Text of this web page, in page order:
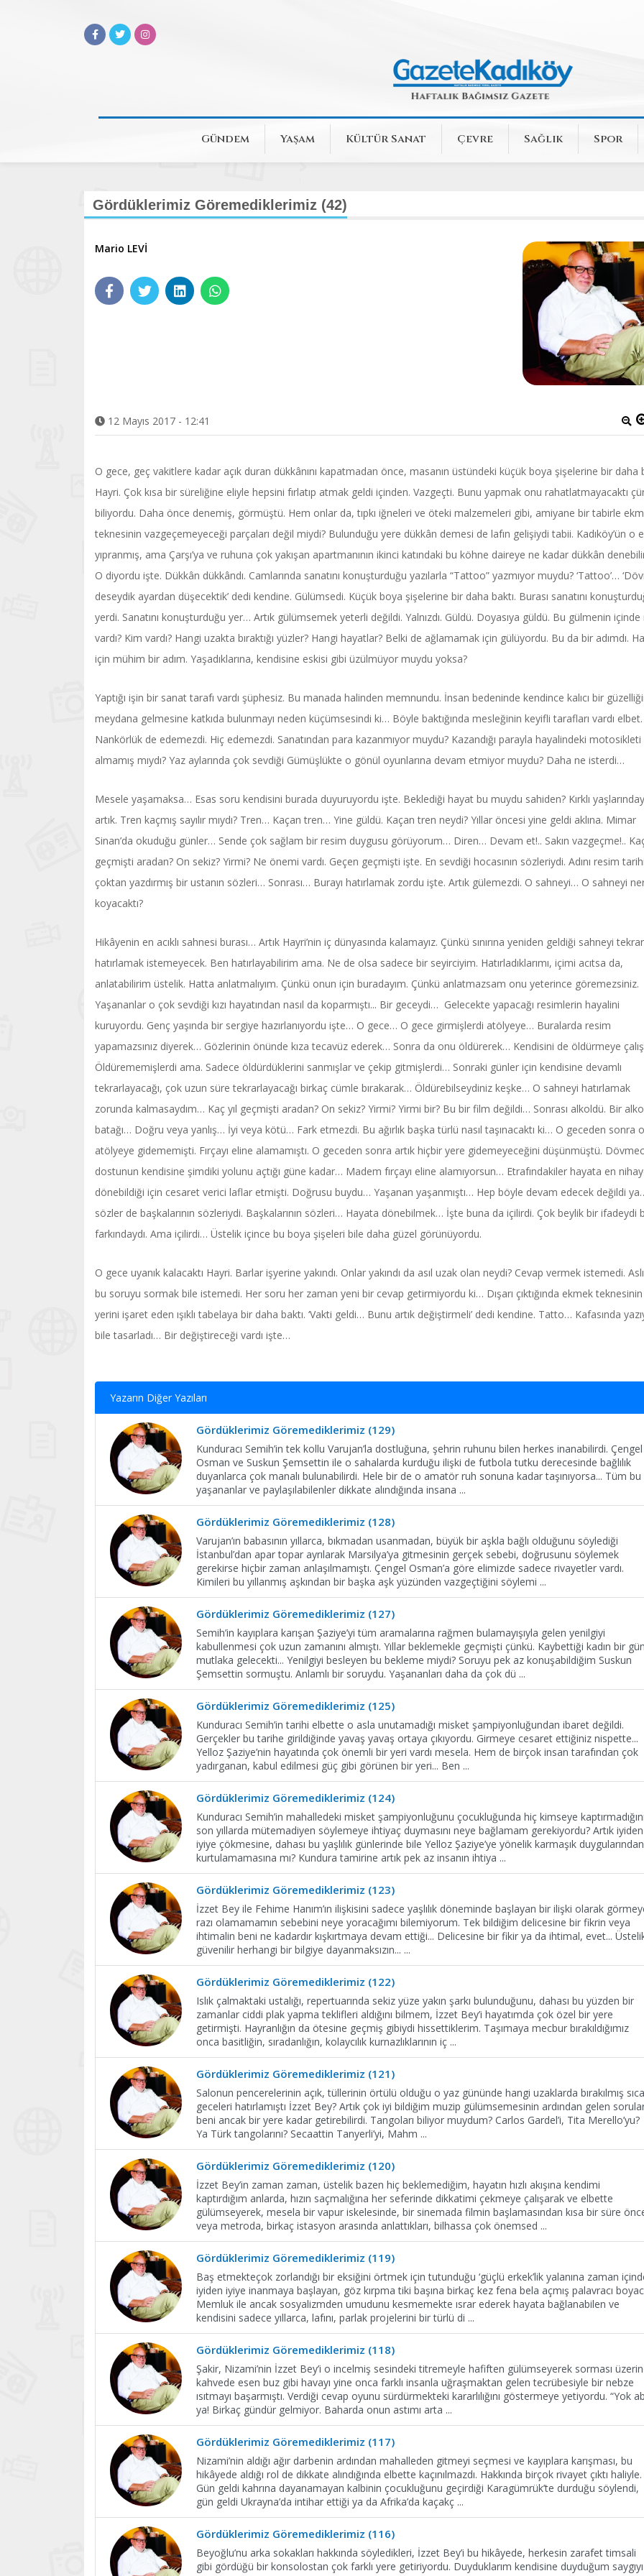
Gündem Yaşam Kültür Sanat Çevre Sağlık Spor
Gördüklerimiz Göremediklerimiz (42)
Mario LEVİ
12 Mayıs 2017 - 12:41
O gece, geç vakitlere kadar açık duran dükkânını kapatmadan önce, masanın üstündeki küçük boya şişelerine bir daha
Hayri. Çok kısa bir süreliğine eliyle hepsini fırlatıp atmak geldi içinden. Vazgeçti. Bunu yapmak onu rahatlatmayacaktı
biliyordu. Daha önce denemiş, görmüştü. Hem onlar da, tıpkı iğneleri ve öteki malzemeleri gibi, amiyane bir tabirle
teknesinin vazgeçemeyeceği parçaları değil miydi? Bulunduğu yere dükkân demesi de lafın gelişiydi tabii. Kadıköy’ün o
yıpranmış, ama Çarşı’ya ve ruhuna çok yakışan apartmanının ikinci katındaki bu köhne daireye ne kadar dükkân
O diyordu işte. Dükkân dükkândı. Camlarında sanatını konuşturduğu yazılarla “Tattoo” yazmıyor muydu? ‘Tattoo’…
deseydik ayardan düşecektik’ dedi kendine. Gülümsedi. Küçük boya şişelerine bir daha baktı. Burası sanatını
yerdi. Sanatını konuşturduğu yer… Artık gülümsemek yeterli değildi. Yalnızdı. Güldü. Doyasıya güldü. Bu gülmenin içinde
vardı? Kim vardı? Hangi uzakta bıraktığı yüzler? Hangi hayatlar? Belki de ağlamamak için gülüyordu. Bu da bir adımdı.
için mühim bir adım. Yaşadıklarına, kendisine eskisi gibi üzülmüyor muydu yoksa?
Yaptığı işin bir sanat tarafı vardı şüphesiz. Bu manada halinden memnundu. İnsan bedeninde kendince kalıcı bir
meydana gelmesine katkıda bulunmayı neden küçümsesindi ki… Böyle baktığında mesleğinin keyifli tarafları vardı elbet.
Nankörlük de edemezdi. Hiç edemezdi. Sanatından para kazanmıyor muydu? Kazandığı parayla hayalindeki motosikleti
almamış mıydı? Yaz aylarında çok sevdiği Gümüşlükte o gönül oyunlarına devam etmiyor muydu? Daha ne isterdi…
Mesele yaşamaksa… Esas soru kendisini burada duyuruyordu işte. Beklediği hayat bu muydu sahiden? Kırklı
artık. Tren kaçmış sayılır mıydı? Tren… Kaçan tren… Yine güldü. Kaçan tren neydi? Yıllar öncesi yine geldi aklına. Mimar
Sinan’da okuduğu günler… Sende çok sağlam bir resim duygusu görüyorum… Diren… Devam et!.. Sakın vazgeçme!..
geçmişti aradan? On sekiz? Yirmi? Ne önemi vardı. Geçen geçmişti işte. En sevdiği hocasının sözleriydi. Adını resim
çoktan yazdırmış bir ustanın sözleri… Sonrası… Burayı hatırlamak zordu işte. Artık gülemezdi. O sahneyi… O sahneyi
koyacaktı?
Hikâyenin en acıklı sahnesi burası… Artık Hayri’nin iç dünyasında kalamayız. Çünkü sınırına yeniden geldiği sahneyi tekrar
hatırlamak istemeyecek. Ben hatırlayabilirim ama. Ne de olsa sadece bir seyirciyim. Hatırladıklarımı, içimi acıtsa da,
anlatabilirim üstelik. Hatta anlatmalıyım. Çünkü onun için buradayım. Çünkü anlatmazsam onu yeterince göremezsiniz.
Yaşananlar o çok sevdiği kızı hayatından nasıl da koparmıştı... Bir geceydi… Gelecekte yapacağı resimlerin hayalini
kuruyordu. Genç yaşında bir sergiye hazırlanıyordu işte… O gece… O gece girmişlerdi atölyeye… Buralarda resim
yapamazsınız diyerek… Gözlerinin önünde kıza tecavüz ederek… Sonra da onu öldürerek… Kendisini de öldürmeye
Öldürememişlerdi ama. Sadece öldürdüklerini sanmışlar ve çekip gitmişlerdi… Sonraki günler için kendisine devamlı
tekrarlayacağı, çok uzun süre tekrarlayacağı birkaç cümle bırakarak… Öldürebilseydiniz keşke… O sahneyi hatırlamak
zorunda kalmasaydım… Kaç yıl geçmişti aradan? On sekiz? Yirmi? Yirmi bir? Bu bir film değildi… Sonrası alkoldü. Bir
batağı… Doğru veya yanlış… İyi veya kötü… Fark etmezdi. Bu ağırlık başka türlü nasıl taşınacaktı ki… O geceden sonra o
atölyeye gidememişti. Fırçayı eline alamamıştı. O geceden sonra artık hiçbir yere gidemeyeceğini düşünmüştü.
dostunun kendisine şimdiki yolunu açtığı güne kadar… Madem fırçayı eline alamıyorsun… Etrafındakiler hayata en
dönebildiği için cesaret verici laflar etmişti. Doğrusu buydu… Yaşanan yaşanmıştı… Hep böyle devam edecek değildi
sözler de başkalarının sözleriydi. Başkalarının sözleri… Hayata dönebilmek… İşte buna da içilirdi. Çok beylik bir ifadeydi
farkındaydı. Ama içilirdi… Üstelik içince bu boya şişeleri bile daha güzel görünüyordu.
O gece uyanık kalacaktı Hayri. Barlar işyerine yakındı. Onlar yakındı da asıl uzak olan neydi? Cevap vermek istemedi.
bu soruyu sormak bile istemedi. Her soru her zaman yeni bir cevap getirmiyordu ki… Dışarı çıktığında ekmek teknesinin
yerini işaret eden ışıklı tabelaya bir daha baktı. ‘Vakti geldi… Bunu artık değiştirmeli’ dedi kendine. Tatto… Kafasında
bile tasarladı… Bir değiştireceği vardı işte…
Yazarın Diğer Yazıları
Gördüklerimiz Göremediklerimiz (129)
Kunduracı Semih’in tek kollu Varujan’la dostluğuna, şehrin ruhunu bilen herkes inanabilirdi. Çengel
Osman ve Suskun Şemsettin ile o sahalarda kurduğu ilişki de futbola tutku derecesinde bağlılık
duyanlarca çok manalı bulunabilirdi. Hele bir de o amatör ruh sonuna kadar taşınıyorsa... Tüm bu
yaşananlar ve paylaşılabilenler dikkate alındığında insana ...
Gördüklerimiz Göremediklerimiz (128)
Varujan’ın babasının yıllarca, bıkmadan usanmadan, büyük bir aşkla bağlı olduğunu söylediği
İstanbul’dan apar topar ayrılarak Marsilya’ya gitmesinin gerçek sebebi, doğrusunu söylemek
gerekirse hiçbir zaman anlaşılmamıştı. Çengel Osman’a göre elimizde sadece rivayetler vardı.
Kimileri bu yıllanmış aşkından bir başka aşk yüzünden vazgeçtiğini söylemi ...
Gördüklerimiz Göremediklerimiz (127)
Semih’in kayıplara karışan Şaziye’yi tüm aramalarına rağmen bulamayışıyla gelen yenilgiyi
kabullenmesi çok uzun zamanını almıştı. Yıllar beklemekle geçmişti çünkü. Kaybettiği kadın bir
mutlaka gelecekti... Yenilgiyi besleyen bu bekleme miydi? Soruyu pek az konuşabildiğim Suskun
Şemsettin sormuştu. Anlamlı bir soruydu. Yaşananları daha da çok dü ...
Gördüklerimiz Göremediklerimiz (125)
Kunduracı Semih’in tarihi elbette o asla unutamadığı misket şampiyonluğundan ibaret değildi.
Gerçekler bu tarihe girildiğinde yavaş yavaş ortaya çıkıyordu. Girmeye cesaret ettiğiniz nispette...
Yelloz Şaziye’nin hayatında çok önemli bir yeri vardı mesela. Hem de birçok insan tarafından çok
yadırganan, kabul edilmesi güç gibi görünen bir yeri... Ben ...
Gördüklerimiz Göremediklerimiz (124)
Kunduracı Semih’in mahalledeki misket şampiyonluğunu çocukluğunda hiç kimseye
son yıllarda mütemadiyen söylemeye ihtiyaç duymasını neye bağlamam gerekiyordu? Artık iyiden
iyiye çökmesine, dahası bu yaşlılık günlerinde bile Yelloz Şaziye’ye yönelik karmaşık duygularından
kurtulamamasına mı? Kundura tamirine artık pek az insanın ihtiya ...
Gördüklerimiz Göremediklerimiz (123)
İzzet Bey ile Fehime Hanım’ın ilişkisini sadece yaşlılık döneminde başlayan bir ilişki olarak
razı olamamamın sebebini neye yoracağımı bilemiyorum. Tek bildiğim delicesine bir fikrin veya
ihtimalin beni ne kadardır kışkırtmaya devam ettiği... Delicesine bir fikir ya da ihtimal, evet...
güvenilir herhangi bir bilgiye dayanmaksızın... ...
Gördüklerimiz Göremediklerimiz (122)
Islık çalmaktaki ustalığı, repertuarında sekiz yüze yakın şarkı bulunduğunu, dahası bu yüzden bir
zamanlar ciddi plak yapma teklifleri aldığını bilmem, İzzet Bey’i hayatımda çok özel bir yere
getirmişti. Hayranlığın da ötesine geçmiş gibiydi hissettiklerim. Taşımaya mecbur bırakıldığımız
onca basitliğin, sıradanlığın, kolaycılık kurnazlıklarının iç ...
Gördüklerimiz Göremediklerimiz (121)
Salonun pencerelerinin açık, tüllerinin örtülü olduğu o yaz gününde hangi uzaklarda bırakılmış
geceleri hatırlamıştı İzzet Bey? Artık çok iyi bildiğim muzip gülümsemesinin ardından gelen
beni ancak bir yere kadar getirebilirdi. Tangoları biliyor muydum? Carlos Gardel’i, Tita Merello’yu?
Ya Türk tangolarını? Secaattin Tanyerli’yi, Mahm ...
Gördüklerimiz Göremediklerimiz (120)
İzzet Bey’in zaman zaman, üstelik bazen hiç beklemediğim, hayatın hızlı akışına kendimi
kaptırdığım anlarda, hızın saçmalığına her seferinde dikkatimi çekmeye çalışarak ve elbette
gülümseyerek, mesela bir vapur iskelesinde, bir sinemada filmin başlamasından kısa bir süre
veya metroda, birkaç istasyon arasında anlattıkları, bilhassa çok önemsed ...
Gördüklerimiz Göremediklerimiz (119)
Baş etmekteçok zorlandığı bir eksiğini örtmek için tutunduğu ‘güçlü erkek’lik yalanına zaman
iyiden iyiye inanmaya başlayan, göz kırpma tiki başına birkaç kez fena bela açmış palavracı
Memluk ile ancak sosyalizmden umudunu kesmemekte ısrar ederek hayata bağlanabilen ve
kendisini sadece yıllarca, lafını, parlak projelerini bir türlü di ...
Gördüklerimiz Göremediklerimiz (118)
Şakir, Nizami’nin İzzet Bey’i o incelmiş sesindeki titremeyle hafiften gülümseyerek sorması
kahvede esen buz gibi havayı yine onca farklı insanla uğraşmaktan gelen tecrübesiyle bir nebze
ısıtmayı başarmıştı. Verdiği cevap oyunu sürdürmekteki kararlılığını göstermeye yetiyordu. “Yok
ya! Birkaç gündür gelmiyor. Baharda onun astımı arta ...
Gördüklerimiz Göremediklerimiz (117)
Nizami’nin aldığı ağır darbenin ardından mahalleden gitmeyi seçmesi ve kayıplara karışması, bu
hikâyede aldığı rol de dikkate alındığında elbette kaçınılmazdı. Hakkında birçok rivayet çıktı haliyle.
Gün geldi kahrına dayanamayan kalbinin çocukluğunu geçirdiği Karagümrük’te durduğu söylendi,
gün geldi Ukrayna’da intihar ettiği ya da Afrika’da kaçakç ...
Gördüklerimiz Göremediklerimiz (116)
Beyoğlu’nu arka sokakları hakkında söyledikleri, İzzet Bey’i bu hikâyede, herkesin zarafet timsali
gibi gördüğü bir konsolostan çok farklı yere getiriyordu. Duyduklarım kendisine duyduğum saygıyı